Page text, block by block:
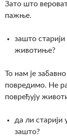
Зато што
пажње.
зашто
животиње?
То нам је
повредимо. Не
повређују
да ли
зашто?